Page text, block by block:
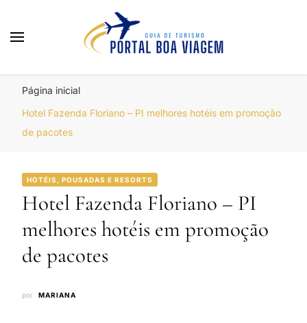
Página inicial
Hotel Fazenda Floriano – PI melhores hotéis em promoção
de pacotes
HOTÉIS, POUSADAS E RESORTS
Hotel Fazenda Floriano – PI
melhores hotéis em promoção
de pacotes
por MARIANA